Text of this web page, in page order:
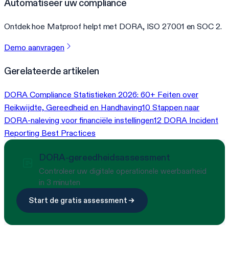
Automatiseer uw compliance
Ontdek hoe Matproof helpt met DORA, ISO 27001 en SOC 2.
Demo aanvragen
Gerelateerde artikelen
DORA Compliance Statistieken 2026: 60+ Feiten over
Reikwijdte, Gereedheid en Handhaving10 Stappen naar
DORA-naleving voor financiële instellingen12 DORA Incident
Reporting Best Practices
DORA-gereedheidsassessment
Controleer uw digitale operationele weerbaarheid
in 3 minuten
Start de gratis assessment